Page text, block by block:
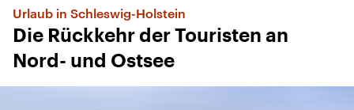
Urlaub in Schleswig-Holstein
Die Rückkehr der Touristen an
Nord- und Ostsee